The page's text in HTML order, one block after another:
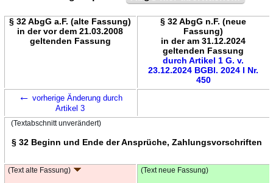
§ 32 AbgG a.F. (alte Fassung)
in der vor dem 21.03.2008
geltenden Fassung
§ 32 AbgG n.F. (neue
Fassung)
in der am 31.12.2024
geltenden Fassung
durch Artikel 1 G. v.
23.12.2024 BGBl. 2024 I Nr.
450
← vorherige Änderung durch
Artikel 3
(Textabschnitt unverändert)
§ 32 Beginn und Ende der Ansprüche, Zahlungsvorschriften
(Text alte Fassung) (Text neue Fassung)